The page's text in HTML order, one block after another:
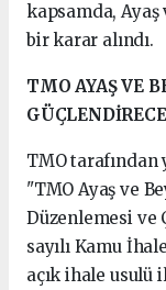
kapsamda,
bir karar alındı.
TMO AYAŞ VE
TMO tarafından
"TMO Ayaş ve
Düzenlemesi ve
sayılı Kamu
açık ihale